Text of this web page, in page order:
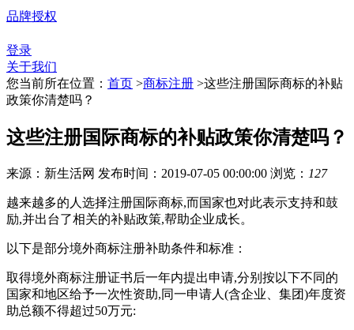
品牌授权
登录
关于我们
您当前所在位置： 首页 >商标注册 >这些注册国际商标的补贴
政策你清楚吗？
这些注册国际商标的补贴政策你清楚吗？
来源：新生活网 发布时间：2019-07-05 00:00:00 浏览： 127
越来越多的人选择注册国际商标,而国家也对此表示支持和鼓
励,并出台了相关的补贴政策,帮助企业成长。
以下是部分境外商标注册补助条件和标准：
取得境外商标注册证书后一年内提出申请,分别按以下不同的
国家和地区给予一次性资助,同一申请人(含企业、集团)年度资
助总额不得超过50万元: